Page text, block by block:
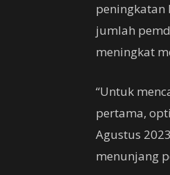
peningkatan
jumlah
meningkat
“Untuk
pertama,
Agustus
menunjang